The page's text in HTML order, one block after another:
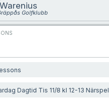
Golfklubb
Dagtid Tis 11/8 kl 12-13 Närspel